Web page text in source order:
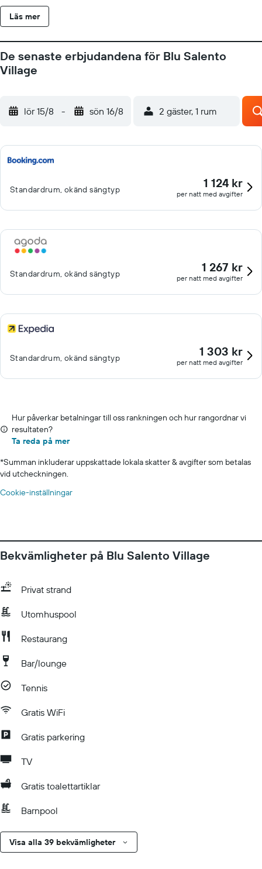
utomhuspool och barnpool finns på området.
Läs mer
De senaste erbjudandena för Blu Salento
Village
lör 15/8 - sön 16/8 2 gäster, 1 rum
Standardrum, okänd sängtyp 1 124 kr
per natt med avgifter
Standardrum, okänd sängtyp 1 267 kr
per natt med avgifter
Standardrum, okänd sängtyp 1 303 kr
per natt med avgifter
Hur påverkar betalningar till oss rankningen och hur rangordnar vi
resultaten?
Ta reda på mer
*Summan inkluderar uppskattade lokala skatter & avgifter som betalas
vid utcheckningen.
Cookie-inställningar
Bekvämligheter på Blu Salento Village
Privat strand
Utomhuspool
Restaurang
Bar/lounge
Tennis
Gratis WiFi
Gratis parkering
TV
Gratis toalettartiklar
Barnpool
Visa alla 39 bekvämligheter